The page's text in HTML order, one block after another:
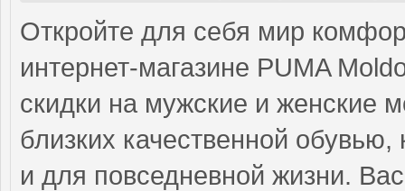
Откройте для себя мир
интернет-магазине PUMA
скидки на мужские и женские
близких качественной обувью,
и для повседневной жизни.